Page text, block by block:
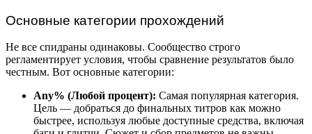
Основные категории прохождений
Не все спидраны одинаковы. Сообщество строго
регламентирует условия, чтобы сравнение результатов было
честным. Вот основные категории:
Any% (Любой процент): Самая популярная категория.
Цель — добраться до финальных титров как можно
быстрее, используя любые доступные средства, включая